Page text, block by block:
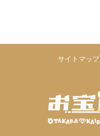
サイトマップ